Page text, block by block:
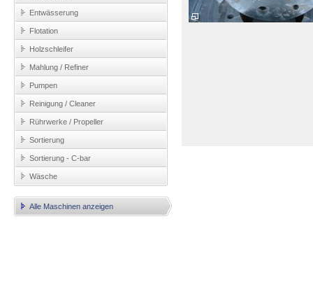
Entwässerung
Flotation
Holzschleifer
Mahlung / Refiner
Pumpen
Reinigung / Cleaner
Rührwerke / Propeller
Sortierung
Sortierung - C-bar
Wäsche
Alle Maschinen anzeigen